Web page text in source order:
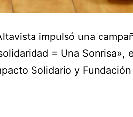
impulsó una
= Una Sonrisa»,
Solidario y